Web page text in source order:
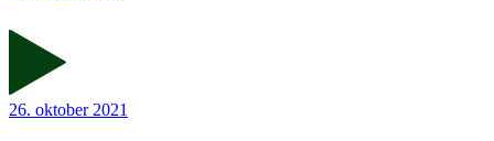
26. oktober 2021